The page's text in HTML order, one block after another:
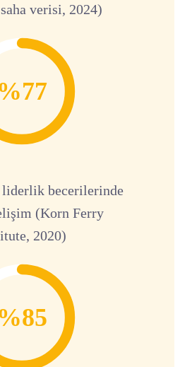
verisi, 2024)
becerilerinde
(Korn Ferry
2020)